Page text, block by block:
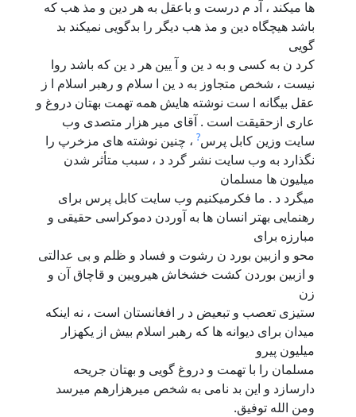
ها میکند ، آد م درست و باعقل به هر دین و مذ هب که
باشد هیچگاه دین و مذ هب دیگر را بدگویی نمیکند بد
گویی
کرد ن به کسی و به د ین و آ یین هر د ین که باشد روا
نیست ، شخص متجاوز به د ین ا سلام و رهبر اسلام ا ز
عقل بیگانه ا ست نوشته هایش همه تهمت بهتان دروغ و
عاری ازحقیقت است . آقای میر هزار متصدی وب
سایت وزین کابل پرس? ، چنین نوشته های مزخرپ را
نگذارد به وب سایت نشر گرد د ، سبب متأثر شدن
میلیون ها مسلمان
میگرد د . ما فکرمیکنیم وب سایت کابل پرس برای
رهنمایی بهتر انسان ها به آوردن دموکراسی حقیقی و
مبارزه برای
محو و ازبین بورد ن رشوت و فساد و ظلم و بی عدالتی
و ازبین بوردن کشت خشخاش هیرویین و قاچاق آن و
زن
ستیزی تعصب و تبعیض د ر افغانستان است ، نه اینکه
میدان برای دیوانه ها که رهبر اسلام بیش از یکهزار
میلیون پیرو
مسلمان را با تهمت و دروغ گویی و بهتان جریحه
دارسازد و این بد نامی به شخص میرهزارهم میرسد
ومن الله توفیق.